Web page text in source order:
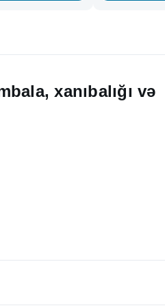
xanıbalığı və